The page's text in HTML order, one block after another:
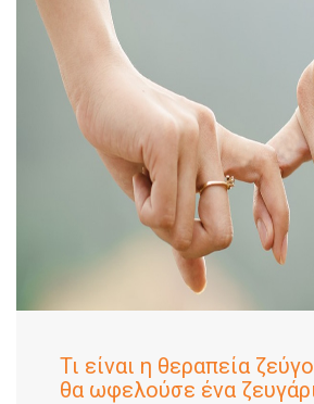
Τι είναι η θεραπεία
θα ωφελούσε ένα